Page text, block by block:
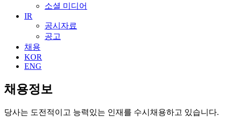
소셜 미디어
IR
공시자료
공고
채용
KOR
ENG
채용정보
당사는 도전적이고 능력있는 인재를 수시채용하고 있습니다.